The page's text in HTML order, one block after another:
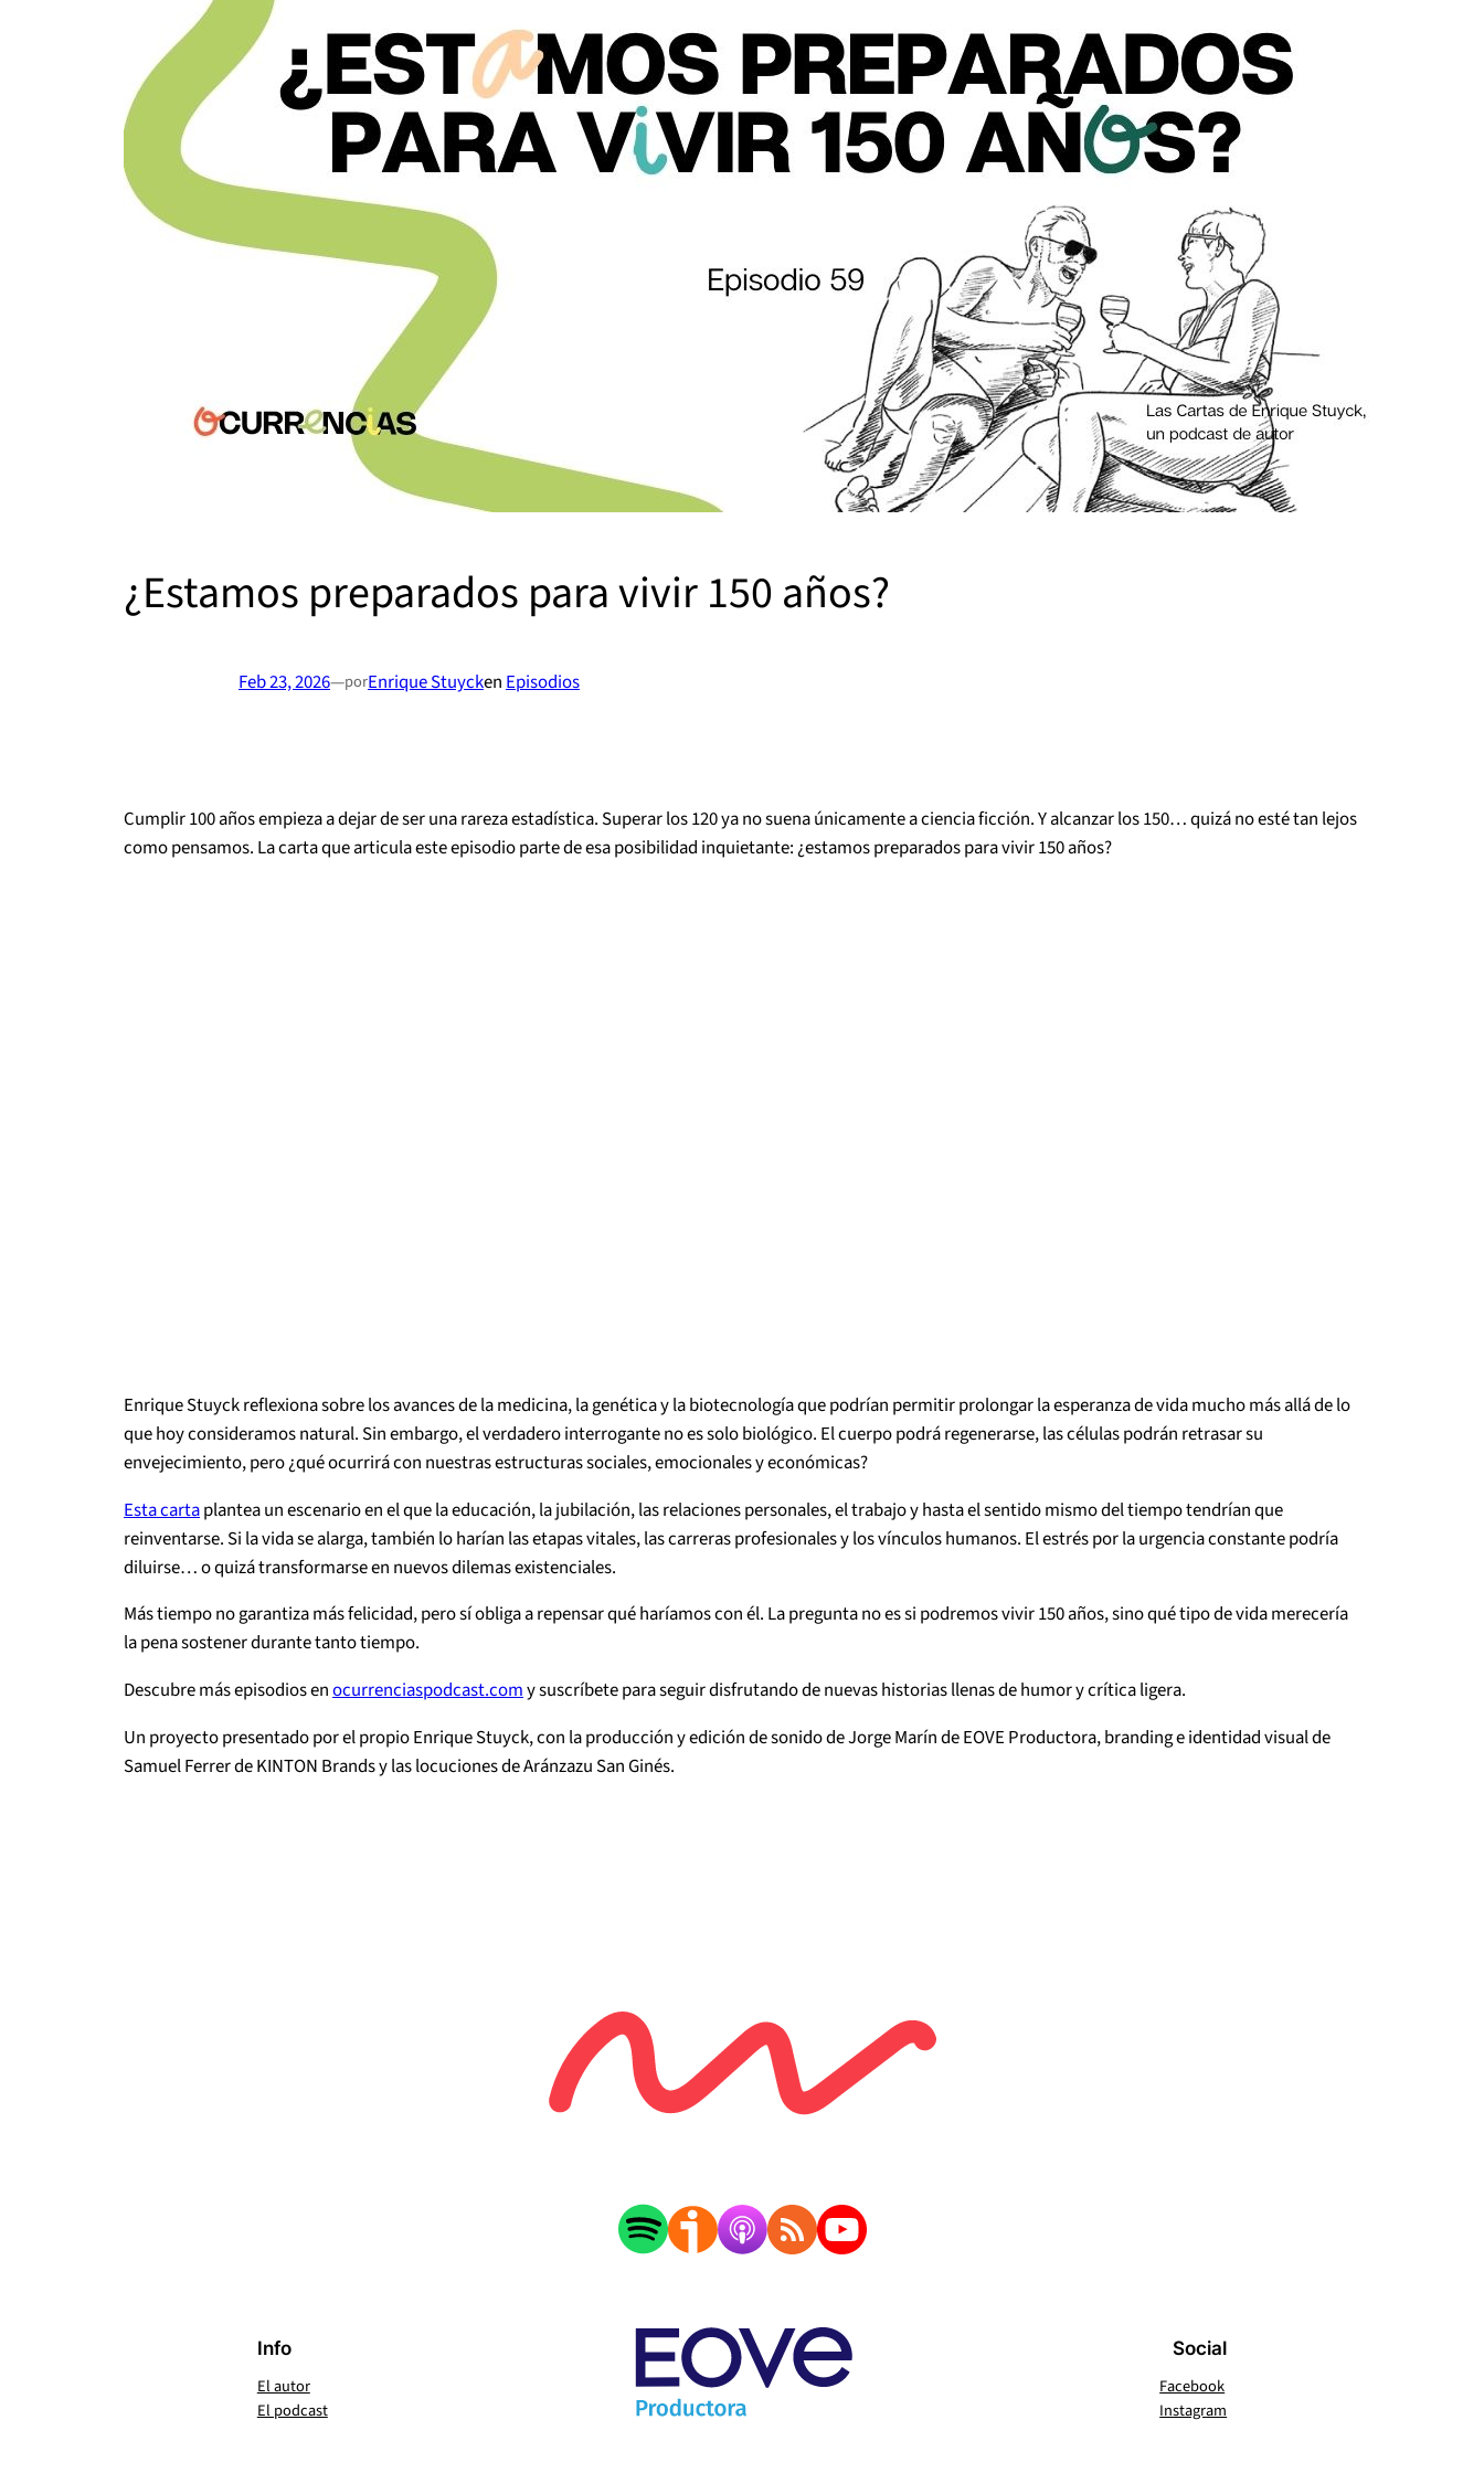
¿Estamos preparados para vivir 150 años?
Feb 23, 2026—porEnrique StuyckenEpisodios
Cumplir 100 años empieza a dejar de ser una rareza estadística. Superar los 120 ya no suena únicamente a ciencia ficción. Y alcanzar los 150… quizá no esté tan lejos
como pensamos. La carta que articula este episodio parte de esa posibilidad inquietante: ¿estamos preparados para vivir 150 años?
Enrique Stuyck reflexiona sobre los avances de la medicina, la genética y la biotecnología que podrían permitir prolongar la esperanza de vida mucho más allá de lo
que hoy consideramos natural. Sin embargo, el verdadero interrogante no es solo biológico. El cuerpo podrá regenerarse, las células podrán retrasar su
envejecimiento, pero ¿qué ocurrirá con nuestras estructuras sociales, emocionales y económicas?
Esta cartaplantea un escenario en el que la educación, la jubilación, las relaciones personales, el trabajo y hasta el sentido mismo del tiempo tendrían que
reinventarse. Si la vida se alarga, también lo harían las etapas vitales, las carreras profesionales y los vínculos humanos. El estrés por la urgencia constante podría
diluirse… o quizá transformarse en nuevos dilemas existenciales.
Más tiempo no garantiza más felicidad, pero sí obliga a repensar qué haríamos con él. La pregunta no es si podremos vivir 150 años, sino qué tipo de vida merecería
la pena sostener durante tanto tiempo.
Descubre más episodios en ⁠⁠ocurrenciaspodcast.com⁠⁠ y suscríbete para seguir disfrutando de nuevas historias llenas de humor y crítica ligera.
Un proyecto presentado por el propio Enrique Stuyck, con la producción y edición de sonido de Jorge Marín de EOVE Productora, branding e identidad visual de
Samuel Ferrer de KINTON Brands y las locuciones de Aránzazu San Ginés.
Info
El autor
El podcast
Social
Facebook
Instagram